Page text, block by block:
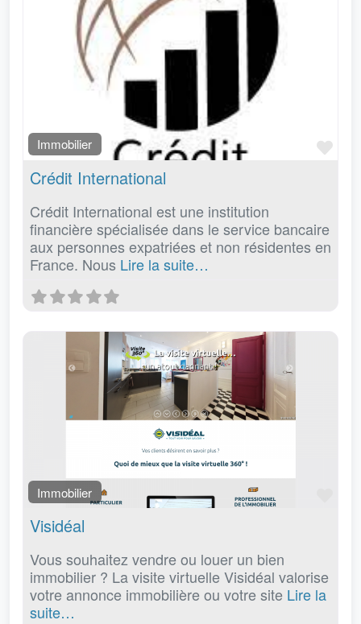
Immobilier
Crédit International
Crédit International est une institution
financière spécialisée dans le service bancaire
aux personnes expatriées et non résidentes en
France. Nous Lire la suite…
Immobilier
Visidéal
Vous souhaitez vendre ou louer un bien
immobilier ? La visite virtuelle Visidéal valorise
votre annonce immobilière ou votre site Lire la
suite…